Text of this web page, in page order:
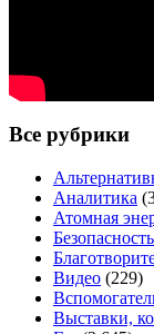
Все рубрики
Аналитика
Атомная
Видео (229)
Выставки,